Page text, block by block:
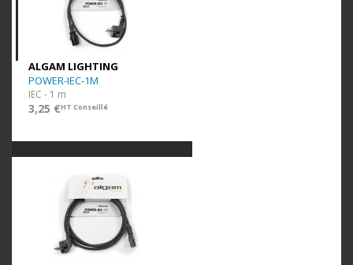
ALGAM LIGHTING
POWER-IEC-1M
IEC - 1 m
3,25 €HT Conseillé